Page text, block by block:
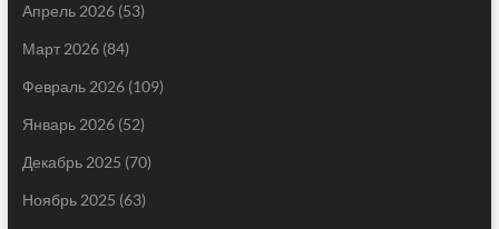
Апрель 2026(53)
Март 2026(84)
Февраль 2026(109)
Январь 2026(52)
Декабрь 2025 (70)
Ноябрь 2025 (63)